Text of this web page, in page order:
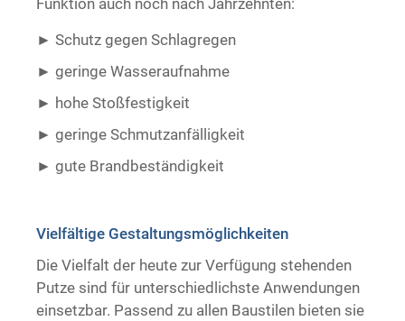
Funktion auch noch nach Jahrzehnten:
Schutz gegen Schlagregen
geringe Wasseraufnahme
hohe Stoßfestigkeit
geringe Schmutzanfälligkeit
gute Brandbeständigkeit ​ ​
Vielfältige Gestaltungsmöglichkeiten
Die Vielfalt der heute zur Verfügung stehenden
Putze sind für unterschiedlichste Anwendungen
einsetzbar. Passend zu allen Baustilen bieten sie